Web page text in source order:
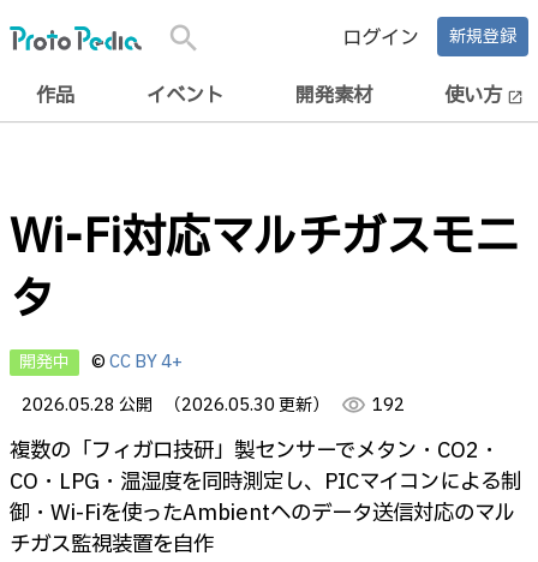
search ログイン 新規登録
作品 イベント 開発素材 使い方 open_in_new
Wi-Fi対応マルチガスモニ
タ
開発中 ©CC BY 4+
2026.05.28 公開
（2026.05.30 更新） visibility 192
複数の「フィガロ技研」製センサーでメタン・CO2・
CO・LPG・温湿度を同時測定し、PICマイコンによる制
御・Wi‑Fiを使ったAmbientへのデータ送信対応のマル
チガス監視装置を自作